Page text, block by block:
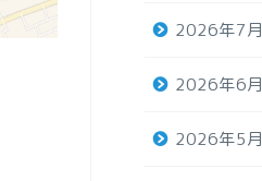
2026年7月
2026年6月
2026年5月